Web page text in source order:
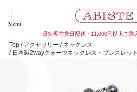
Menu
最短翌営業日配送・11,000円以上ご購
Top アクセサリー
ネックレス
日本製2wayクォーツネックレス・ブレスレッ